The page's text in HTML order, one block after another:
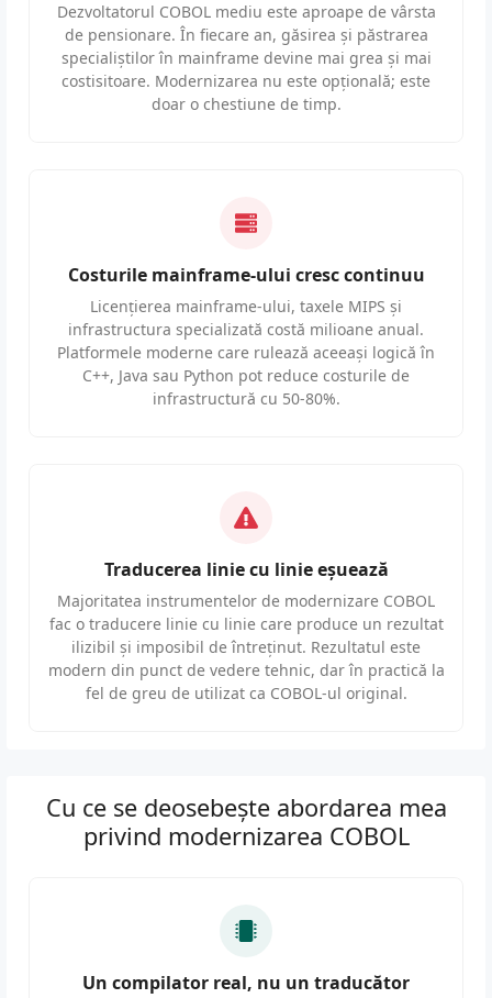
Dezvoltatorul COBOL mediu este aproape de vârsta
de pensionare. În fiecare an, găsirea și păstrarea
specialiștilor în mainframe devine mai grea și mai
costisitoare. Modernizarea nu este opțională; este
doar o chestiune de timp.
Costurile mainframe-ului cresc continuu
Licențierea mainframe-ului, taxele MIPS și
infrastructura specializată costă milioane anual.
Platformele moderne care rulează aceeași logică în
C++, Java sau Python pot reduce costurile de
infrastructură cu 50-80%.
Traducerea linie cu linie eșuează
Majoritatea instrumentelor de modernizare COBOL
fac o traducere linie cu linie care produce un rezultat
ilizibil și imposibil de întreținut. Rezultatul este
modern din punct de vedere tehnic, dar în practică la
fel de greu de utilizat ca COBOL-ul original.
Cu ce se deosebește abordarea mea
privind modernizarea COBOL
Un compilator real, nu un traducător